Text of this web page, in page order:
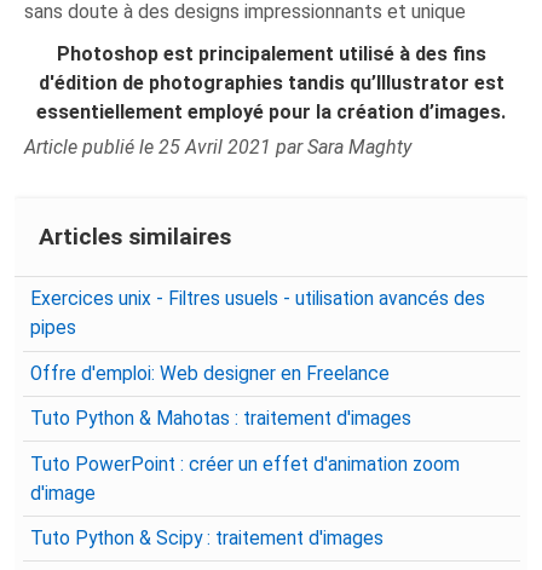
sans doute à des designs impressionnants et unique
Photoshop est principalement utilisé à des fins
d'édition de photographies tandis qu’Illustrator est
essentiellement employé pour la création d’images.
Article publié le 25 Avril 2021 par Sara Maghty
Articles similaires
Exercices unix - Filtres usuels - utilisation avancés des
pipes
Offre d'emploi: Web designer en Freelance
Tuto Python & Mahotas : traitement d'images
Tuto PowerPoint : créer un effet d'animation zoom
d'image
Tuto Python & Scipy : traitement d'images